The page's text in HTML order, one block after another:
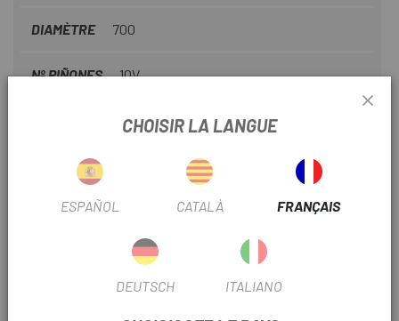
DIAMÈTRE 700
Nº PIÑONES 10V
TYPE DE TRANSMISSION Mécanique
Nº PLATEAU
Tubeless
CHOISIR LA LANGUE
ESPAÑOL CATALÀ FRANÇAIS
DEUTSCH ITALIANO